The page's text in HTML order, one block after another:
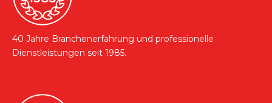
40 Jahre Branchenerfahrung und professionelle
Dienstleistungen seit 1985.